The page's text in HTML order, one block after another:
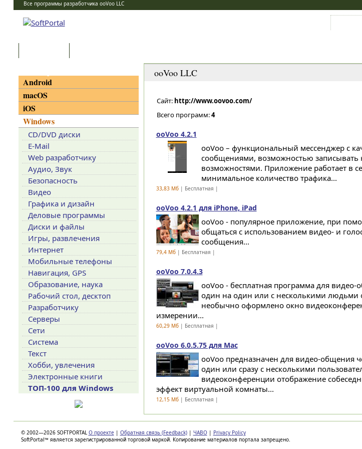
Все программы разработчика ooVoo LLC
ooVoo LLC
Сайт: http://www.oovoo.com/
Всего программ:4
ooVoo 4.2.1
ooVoo – функциональный мессенджер с
сообщениями, возможностью
возможностями. Приложение работает в
минимальное количество трафика...
33,83 Мб| Бесплатная |
ooVoo 4.2.1 для iPhone, iPad
ooVoo - популярное приложение, при
общаться с использованием видео- и
сообщения...
79,4 Мб| Бесплатная |
ooVoo 7.0.4.3
ooVoo - бесплатная программа для
один на один или с несколькими людьми
необычно оформлено окно
измерении...
60,29 Мб| Бесплатная |
ooVoo 6.0.5.75 для Mac
ooVoo предназначен для видео-общения
один или сразу с несколькими
видеоконференции отображение
эффект виртуальной комнаты...
12,15 Мб| Бесплатная |
Android
macOS
iOS
Windows
CD/DVD диски
E-Mail
Web разработчику
Аудио, Звук
Безопасность
Видео
Графика и дизайн
Деловые программы
Диски и файлы
Игры, развлечения
Интернет
Мобильные телефоны
Навигация, GPS
Образование, наука
Рабочий стол, десктоп
Разработчику
Серверы
Сети
Система
Текст
Хобби, увлечения
Электронные книги
ТОП-100 для Windows
© 2002—2026 SOFTPORTAL О проекте | Обратная связь (Feedback) | ЧАВО | Privacy Policy
SoftPortal™ является зарегистрированной торговой маркой. Копирование материалов портала запрещено.